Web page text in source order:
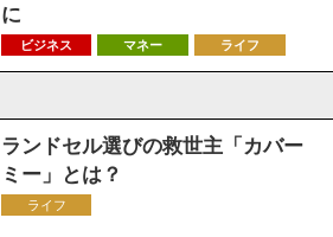
に
ビジネス マネー ライフ
ランドセル選びの救世主「カバー
ミー」とは？
ライフ